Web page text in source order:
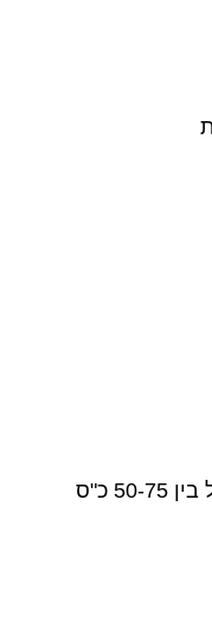
*יש להצטייד במדחס אוויר של בין 50-75 כ"ס